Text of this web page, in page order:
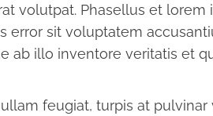
volutpat. Phasellus et
error sit voluptatem
ab illo inventore veritatis et
feugiat, turpis at